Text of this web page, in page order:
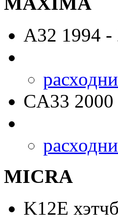
A32 1994 -
CA33
MICRA
K12E